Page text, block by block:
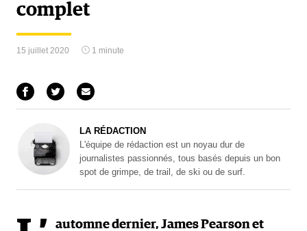
complet
15 juillet 2020 1 minute
LA RÉDACTION
L'équipe de rédaction est un noyau dur de
journalistes passionnés, tous basés depuis un bon
spot de grimpe, de trail, de ski ou de surf.
automne dernier, James Pearson et